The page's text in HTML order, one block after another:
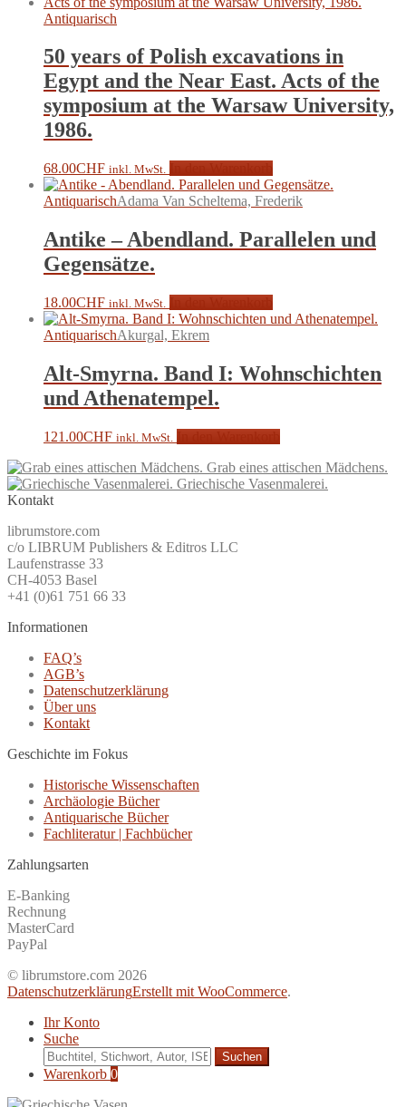
Antiquarisch
50 years of Polish excavations in
Egypt and the Near East. Acts of the
symposium at the Warsaw University,
1986.
68.00CHF inkl. MwSt.
AntiquarischAdama Van Scheltema, Frederik
Antike – Abendland. Parallelen und
Gegensätze.
18.00CHF inkl. MwSt.
AntiquarischAkurgal, Ekrem
Alt-Smyrna. Band I: Wohnschichten
und Athenatempel.
121.00CHF inkl. MwSt.
Grab eines attischen Mädchens.
Griechische Vasenmalerei.
Kontakt
librumstore.com
c/o LIBRUM Publishers & Editros LLC
Laufenstrasse 33
CH-4053 Basel
+41 (0)61 751 66 33
Informationen
FAQ’s
AGB’s
Datenschutzerklärung
Über uns
Kontakt
Geschichte im Fokus
Historische Wissenschaften
Archäologie Bücher
Antiquarische Bücher
Fachliteratur | Fachbücher
Zahlungsarten
E-Banking
Rechnung
MasterCard
PayPal
© librumstore.com 2026
DatenschutzerklärungErstellt mit WooCommerce.
Ihr Konto
Suche
Suche
nach:
Warenkorb 0